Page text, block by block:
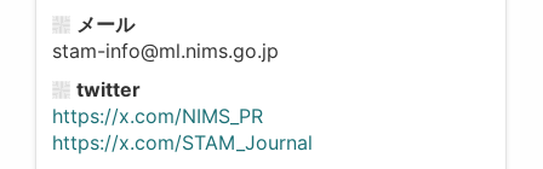
メール
stam-info@ml.nims.go.jp
twitter
https://x.com/NIMS_PR
https://x.com/STAM_Journal